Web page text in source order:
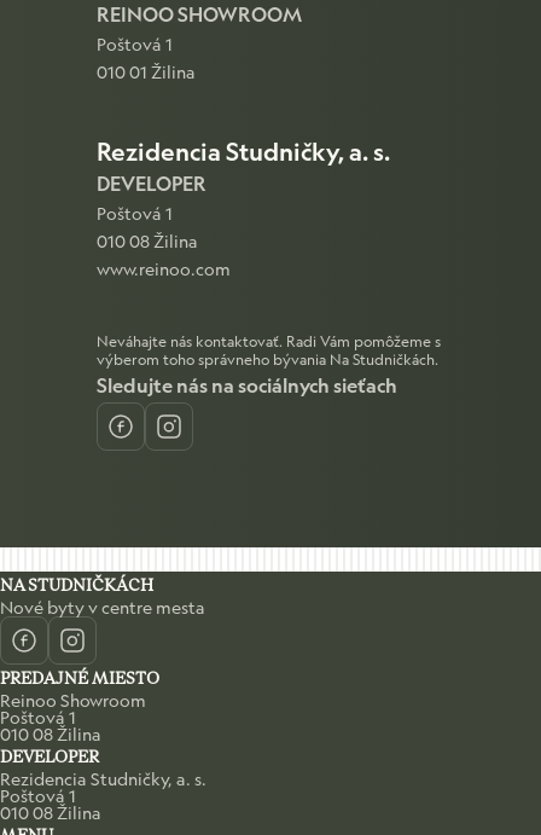
REINOO SHOWROOM
Poštová 1
010 01 Žilina
Rezidencia Studničky, a. s.
DEVELOPER
Poštová 1
010 08 Žilina
www.reinoo.com
Neváhajte nás kontaktovať. Radi Vám pomôžeme s
výberom toho správneho bývania Na Studničkách.
Sledujte nás na sociálnych sieťach
FacebookInstagram
NA STUDNIČKÁCH
Nové byty v centre mesta
FacebookInstagram
PREDAJNÉ MIESTO
Reinoo Showroom
Poštová 1
010 08 Žilina
DEVELOPER
Rezidencia Studničky, a. s.
Poštová 1
010 08 Žilina